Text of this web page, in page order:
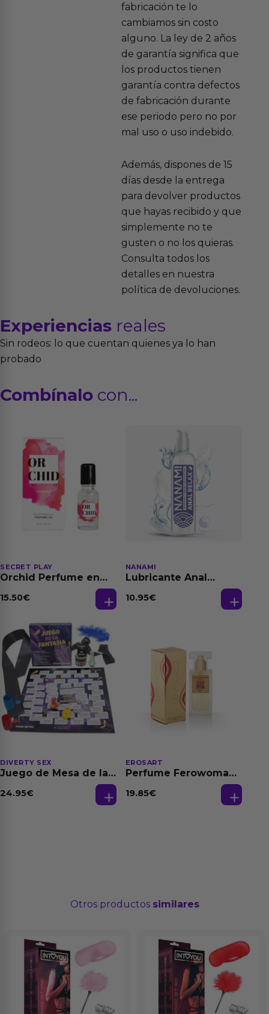
fabricación te lo
cambiamos sin costo
alguno. La ley de 2 años
de garantía significa que
los productos tienen
garantía contra defectos
de fabricación durante
ese periodo pero no por
mal uso o uso indebido.
Además, dispones de 15
días desde la entrega
para devolver productos
que hayas recibido y que
simplemente no te
gusten o no los quieras.
Consulta todos los
detalles en nuestra
política de devoluciones.
Experiencias reales
Sin rodeos: lo que cuentan quienes ya lo han
probado
Combínalo con...
SECRET PLAY
Orchid Perfume en
Feromonas 20 ml
15.50€
NANAMI
Lubricante Anal
Dilatación Base Agua
10.95€
DIVERTY SEX
Juego de Mesa de las
24.95€
EROSART
Perfume Ferowoman
19.85€
Otros productos similares